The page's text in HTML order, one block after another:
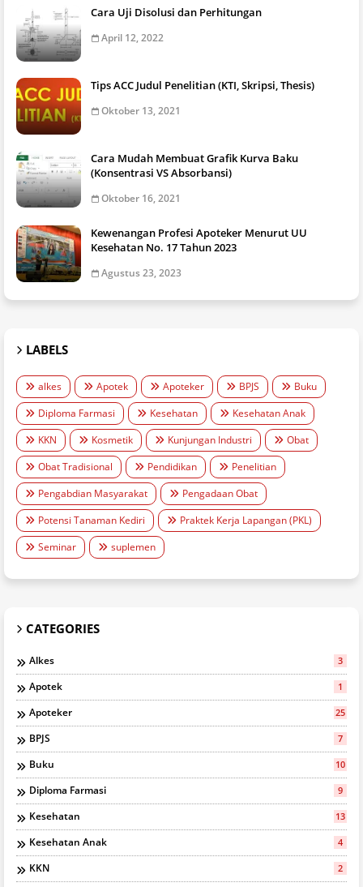
Cara Uji Disolusi dan Perhitungan
April 12, 2022
Tips ACC Judul Penelitian (KTI, Skripsi, Thesis)
Oktober 13, 2021
Cara Mudah Membuat Grafik Kurva Baku
(Konsentrasi VS Absorbansi)
Oktober 16, 2021
Kewenangan Profesi Apoteker Menurut UU
Kesehatan No. 17 Tahun 2023
Agustus 23, 2023
LABELS
alkes Apotek Apoteker BPJS
Buku
Diploma Farmasi
Kesehatan
Kesehatan Anak
KKN
Kosmetik Kunjungan Industri
Obat
Obat Tradisional
Pendidikan
Penelitian
Pengabdian Masyarakat
Pengadaan Obat
Potensi Tanaman Kediri
Praktek Kerja Lapangan (PKL)
Seminar
suplemen
CATEGORIES
Alkes 3
Apotek 1
Apoteker 25
BPJS 7
Buku 10
Diploma Farmasi 9
Kesehatan 13
Kesehatan Anak 4
KKN 2